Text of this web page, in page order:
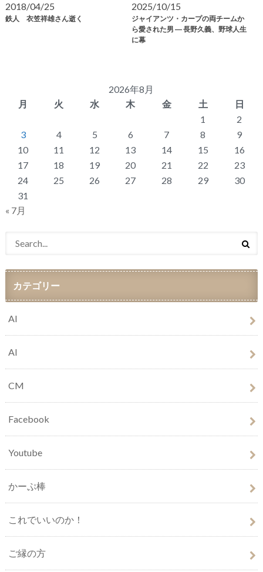
2018/04/25
鉄人 衣笠祥雄さん逝く
2025/10/15
ジャイアンツ・カープの両チームか
ら愛された男 ― 長野久義、野球人生
に幕
2026年8月
月
火 水 木 金 土
日
1
2
3
4 5 6 7 8
9
10
11 12 13 14 15
16
17
18 19 20 21 22
23
24
25 26 27 28 29
30
31
« 7月
カテゴリー
AI
AI
CM
Facebook
Youtube
かーぷ棒
これでいいのか！
ご縁の方